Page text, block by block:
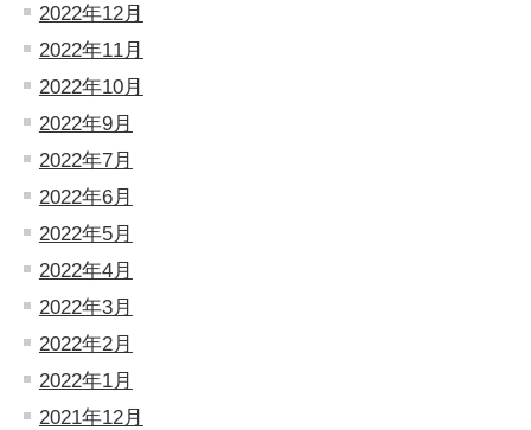
2022年12月
2022年11月
2022年10月
2022年9月
2022年7月
2022年6月
2022年5月
2022年4月
2022年3月
2022年2月
2022年1月
2021年12月